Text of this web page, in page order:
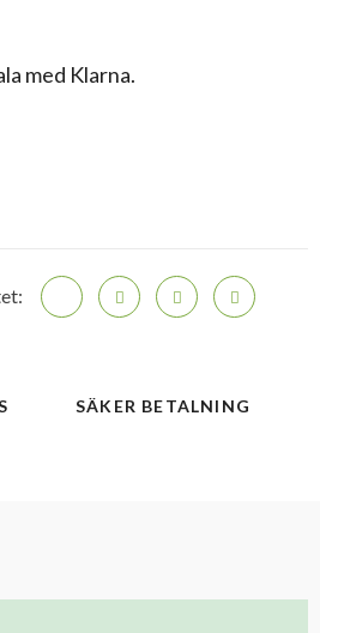
med Klarna.
SÄKER BETALNING